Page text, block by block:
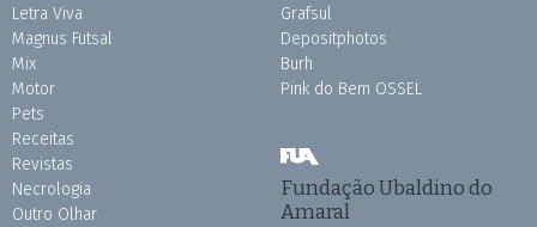
Letra Viva
Magnus Futsal
Mix
Motor
Pets
Receitas
Revistas
Necrologia
Outro Olhar
Grafsul
Depositphotos
Burh
Pink do Bem OSSEL
Fundação Ubaldino do
Amaral